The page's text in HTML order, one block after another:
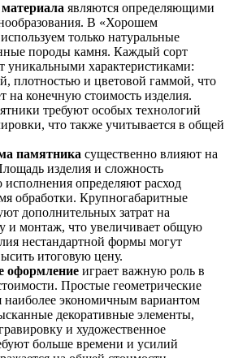
являются определяющими
В «Хорошем
только натуральные
породы камня. Каждый сорт
уникальными характеристиками:
плотностью и цветовой гаммой, что
на конечную стоимость изделия.
требуют особых технологий
что также учитывается в общей
памятника существенно влияют на
изделия и сложность
исполнения определяют расход
обработки. Крупногабаритные
дополнительных затрат на
и монтаж, что увеличивает общую
нестандартной формы могут
итоговую цену.
оформление играет важную роль в
Простые геометрические
экономичным вариантом
декоративные элементы,
и художественное
больше времени и усилий